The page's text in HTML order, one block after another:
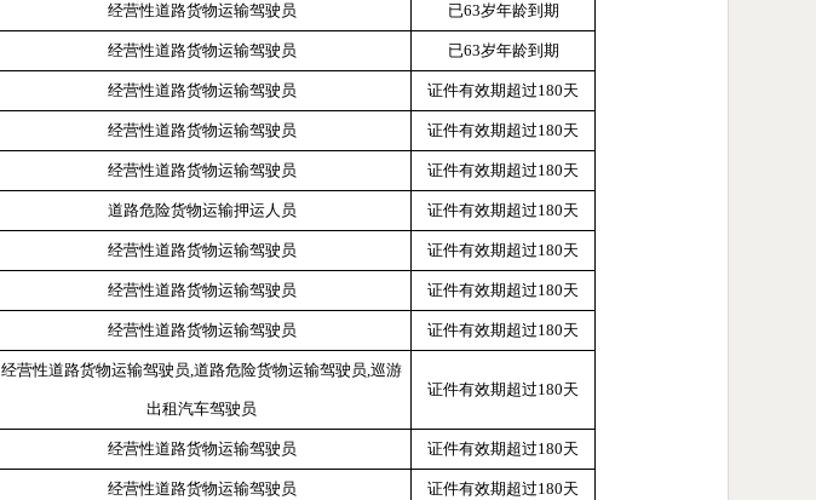
经营性道路货物运输驾驶员 已63岁年龄到期
经营性道路货物运输驾驶员 已63岁年龄到期
经营性道路货物运输驾驶员 证件有效期超过180天
经营性道路货物运输驾驶员 证件有效期超过180天
经营性道路货物运输驾驶员 证件有效期超过180天
道路危险货物运输押运人员 证件有效期超过180天
经营性道路货物运输驾驶员 证件有效期超过180天
经营性道路货物运输驾驶员 证件有效期超过180天
经营性道路货物运输驾驶员 证件有效期超过180天
经营性道路货物运输驾驶员,道路危险货物运输驾驶员,巡游
出租汽车驾驶员
证件有效期超过180天
经营性道路货物运输驾驶员 证件有效期超过180天
经营性道路货物运输驾驶员 证件有效期超过180天